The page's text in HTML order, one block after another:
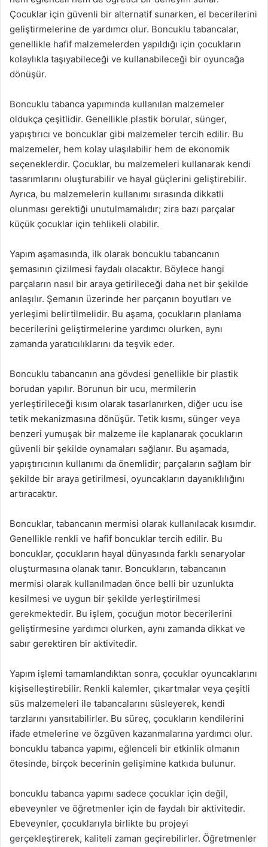
Çocuklar için güvenli bir alternatif sunarken, el becerilerini
geliştirmelerine de yardımcı olur. Boncuklu tabancalar,
genellikle hafif malzemelerden yapıldığı için çocukların
kolaylıkla taşıyabileceği ve kullanabileceği bir oyuncağa
dönüşür.
Boncuklu tabanca yapımında kullanılan malzemeler
oldukça çeşitlidir. Genellikle plastik borular, sünger,
yapıştırıcı ve boncuklar gibi malzemeler tercih edilir. Bu
malzemeler, hem kolay ulaşılabilir hem de ekonomik
seçeneklerdir. Çocuklar, bu malzemeleri kullanarak kendi
tasarımlarını oluşturabilir ve hayal güçlerini geliştirebilir.
Ayrıca, bu malzemelerin kullanımı sırasında dikkatli
olunması gerektiği unutulmamalıdır; zira bazı parçalar
küçük çocuklar için tehlikeli olabilir.
Yapım aşamasında, ilk olarak boncuklu tabancanın
şemasının çizilmesi faydalı olacaktır. Böylece hangi
parçaların nasıl bir araya getirileceği daha net bir şekilde
anlaşılır. Şemanın üzerinde her parçanın boyutları ve
yerleşimi belirtilmelidir. Bu aşama, çocukların planlama
becerilerini geliştirmelerine yardımcı olurken, aynı
zamanda yaratıcılıklarını da teşvik eder.
Boncuklu tabancanın ana gövdesi genellikle bir plastik
borudan yapılır. Borunun bir ucu, mermilerin
yerleştirileceği kısım olarak tasarlanırken, diğer ucu ise
tetik mekanizmasına dönüşür. Tetik kısmı, sünger veya
benzeri yumuşak bir malzeme ile kaplanarak çocukların
güvenli bir şekilde oynamaları sağlanır. Bu aşamada,
yapıştırıcının kullanımı da önemlidir; parçaların sağlam bir
şekilde bir araya getirilmesi, oyuncakların dayanıklılığını
artıracaktır.
Boncuklar, tabancanın mermisi olarak kullanılacak kısımdır.
Genellikle renkli ve hafif boncuklar tercih edilir. Bu
boncuklar, çocukların hayal dünyasında farklı senaryolar
oluşturmasına olanak tanır. Boncukların, tabancanın
mermisi olarak kullanılmadan önce belli bir uzunlukta
kesilmesi ve uygun bir şekilde yerleştirilmesi
gerekmektedir. Bu işlem, çocuğun motor becerilerini
geliştirmesine yardımcı olurken, aynı zamanda dikkat ve
sabır gerektiren bir aktivitedir.
Yapım işlemi tamamlandıktan sonra, çocuklar oyuncaklarını
kişiselleştirebilir. Renkli kalemler, çıkartmalar veya çeşitli
süs malzemeleri ile tabancalarını süsleyerek, kendi
tarzlarını yansıtabilirler. Bu süreç, çocukların kendilerini
ifade etmelerine ve özgüven kazanmalarına yardımcı olur.
boncuklu tabanca yapımı, eğlenceli bir etkinlik olmanın
ötesinde, birçok becerinin gelişimine katkıda bulunur.
boncuklu tabanca yapımı sadece çocuklar için değil,
ebeveynler ve öğretmenler için de faydalı bir aktivitedir.
Ebeveynler, çocuklarıyla birlikte bu projeyi
gerçekleştirerek, kaliteli zaman geçirebilirler. Öğretmenler